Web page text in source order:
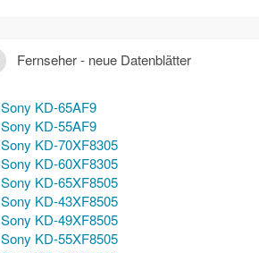
Fernseher - neue Datenblätter
Sony KD-65AF9
Sony KD-55AF9
Sony KD-70XF8305
Sony KD-60XF8305
Sony KD-65XF8505
Sony KD-43XF8505
Sony KD-49XF8505
Sony KD-55XF8505